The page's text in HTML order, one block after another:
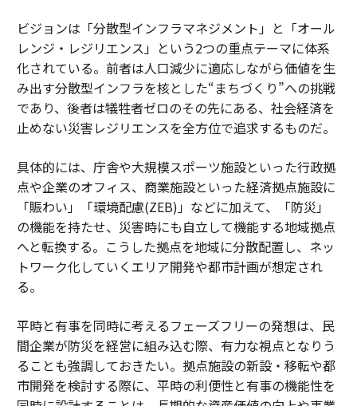
ビジョンは「分散型インフラマネジメント」と「オール
レンジ・レジリエンス」という2つの重点テーマに体系
化されている。前者は人口減少に適応しながら価値を生
み出す分散型インフラを核とした“まちづくり”への挑戦
であり、後者は犠牲者ゼロのその先にある、社会経済を
止めない災害レジリエンスを全方位で追求するものだ。
具体的には、庁舎や大規模スポーツ施設といった行政拠
点や企業のオフィス、商業施設といった経済拠点施設に
「賑わい」「環境配慮(ZEB)」などに加えて、「防災」
の機能を持たせ、災害時にも自立して機能する地域拠点
へと転換する。こうした拠点を地域に分散配置し、ネッ
トワーク化していくエリア開発や都市計画が想定され
る。
平時と有事を同時に考えるフェーズフリーの発想は、民
間企業が防災を経営に組み込む際、有力な視点となりう
ることも強調しておきたい。拠点施設の新設・移転や都
市開発を検討する際に、平時の利便性と有事の機能性を